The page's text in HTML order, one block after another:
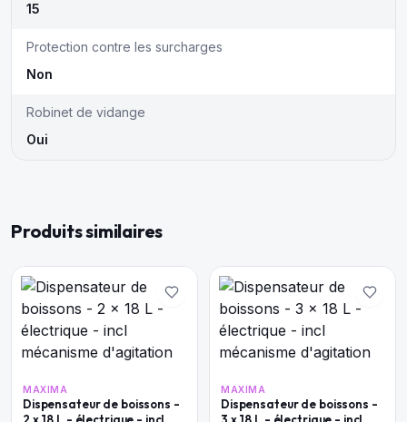
15
Protection contre les surcharges
Non
Robinet de vidange
Oui
Produits similaires
MAXIMA
Dispensateur de boissons -
MAXIMA
Dispensateur de boissons -